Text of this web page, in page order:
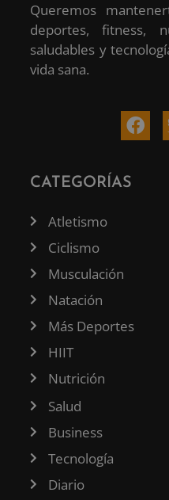
Queremos
deportes, fitness,
saludables y
vida sana.
CATEGORÍAS
Atletismo
Ciclismo
Musculación
Natación
Más Deportes
HIIT
Nutrición
Salud
Business
Tecnología
Diario